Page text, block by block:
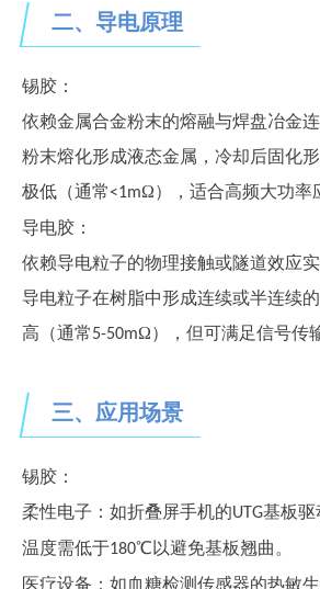
二、 导电原理
锡胶：
依赖金属合金粉末的熔融与焊盘冶金
粉末熔化形成液态金属，冷却后固化
极低（通常<1mΩ），适合高频大功率
导电胶：
依赖导电粒子的物理接触或隧道效应
导电粒子在树脂中形成连续或半连续
高（通常5-50mΩ），但可满足信号传
三、 应用场景
锡胶：
柔性电子：如折叠屏手机的UTG基板驱
温度需低于180℃以避免基板翘曲。
医疗设备：如血糖检测传感器的热敏